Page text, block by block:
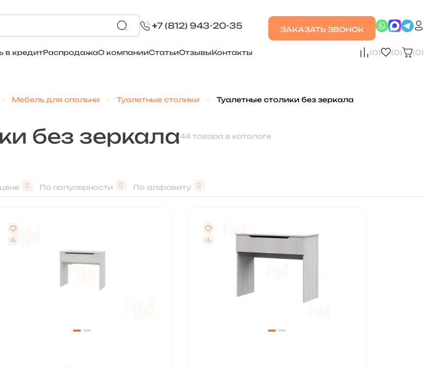
+7 (812) 943-20-35 ЗАКАЗАТЬ ЗВОНОК
в кредитРаспродажаО компанииСтатьиОтзывыКонтакты (0) (0) (0)
Мебель для спальни Туалетные столики Туалетные столики без зеркала
без зеркала44 товара в каталоге
По популярности По алфавиту